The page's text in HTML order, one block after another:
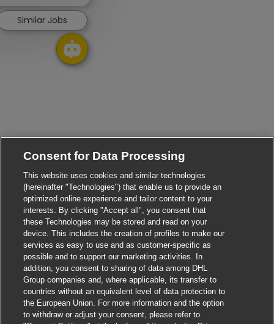
Similar Jobs
Consent for Data Processing
This website uses cookies and similar technologies
(hereinafter "Technologies") that enable us to provide an
optimized online experience and tailor content to your
interests. By clicking "Accept all", you consent that
these Technologies may be stored and read on your
device. This includes the creation of profiles to make our
services as easy to use and as customer-specific as
possible and to support our marketing activities. In
addition, you consent to sharing of data among DHL
Group companies and, where applicable, its transfer to
countries without an equivalent level of data protection to
the European Union. For more information and the option
to withdraw or adjust your consent, please refer to